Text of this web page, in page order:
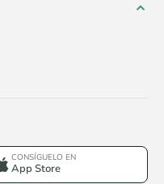
CONSÍGUELO EN
App Store